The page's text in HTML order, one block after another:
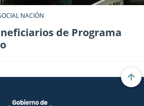
NACIÓN
de Programa